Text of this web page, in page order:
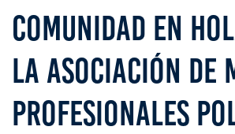
COMUNIDAD EN
LA ASOCIACIÓN DE
PROFESIONALES